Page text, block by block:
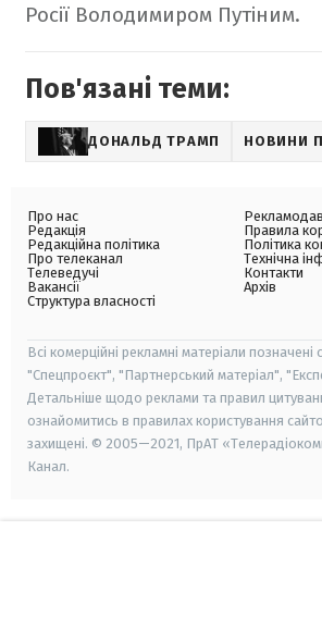
Росії Володимиром Путіним.
Пов'язані теми:
ДОНАЛЬД ТРАМП НОВИНИ
Про нас
Редакція
Редакційна політика
Про телеканал
Телеведучі
Вакансії
Структура власності
Правила
Політика
Технічна
Контакти
Архів
Всі комерційні рекламні матеріали позначені
"Спецпроєкт", "Партнерський матеріал",
Детальніше щодо реклами та правил
ознайомитись в правилах користування
захищені. © 2005—2021, ПрАТ
Канал.